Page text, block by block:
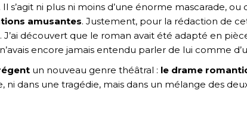
s’agit ni plus ni moins d’une énorme mascarade,
amusantes. Justement, pour la rédaction de
découvert que le roman avait été adapté en
encore jamais entendu parler de lui comme
un nouveau genre théâtral : le drame
dans une tragédie, mais dans un mélange des